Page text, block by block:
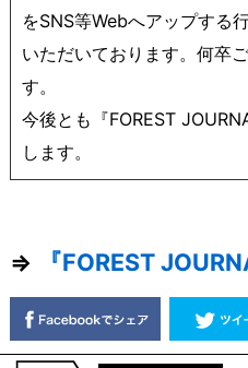
をSNS等Webへアップする
いただいております。何卒
す。‬
今後とも『FOREST
します。‬
⇒ 『FOREST